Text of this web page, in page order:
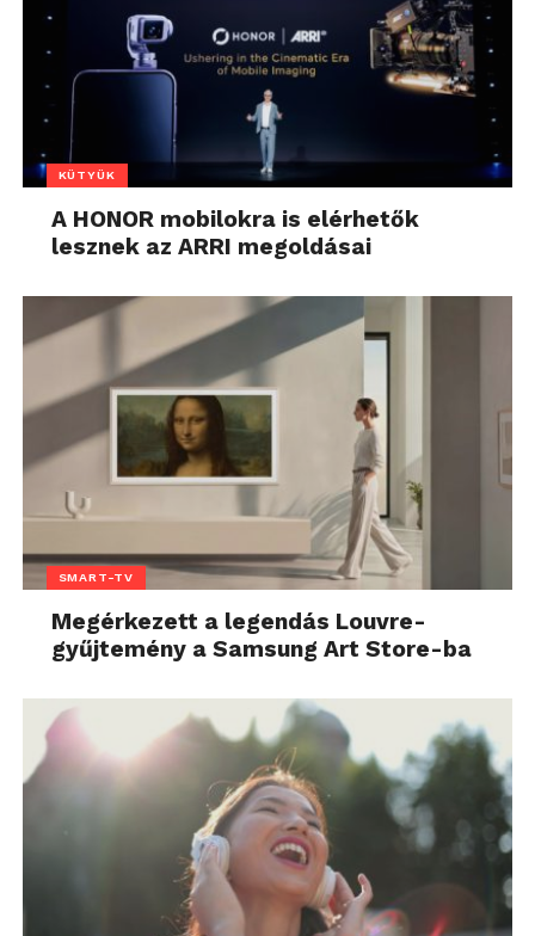
KÜTYÜK
A HONOR mobilokra is elérhetők
lesznek az ARRI megoldásai
SMART-TV
Megérkezett a legendás Louvre-
gyűjtemény a Samsung Art Store-ba